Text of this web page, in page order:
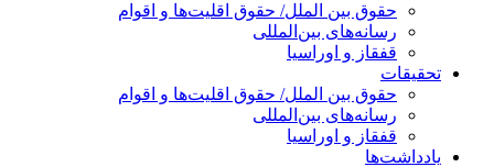
حقوق بین الملل/ حقوق اقلیت‌ها و اقوام
رسانه‌های بین‌المللی
قفقاز و اوراسیا
تحقیقات
حقوق بین الملل/ حقوق اقلیت‌ها و اقوام
رسانه‌های بین‌المللی
قفقاز و اوراسیا
یادداشت‌ها